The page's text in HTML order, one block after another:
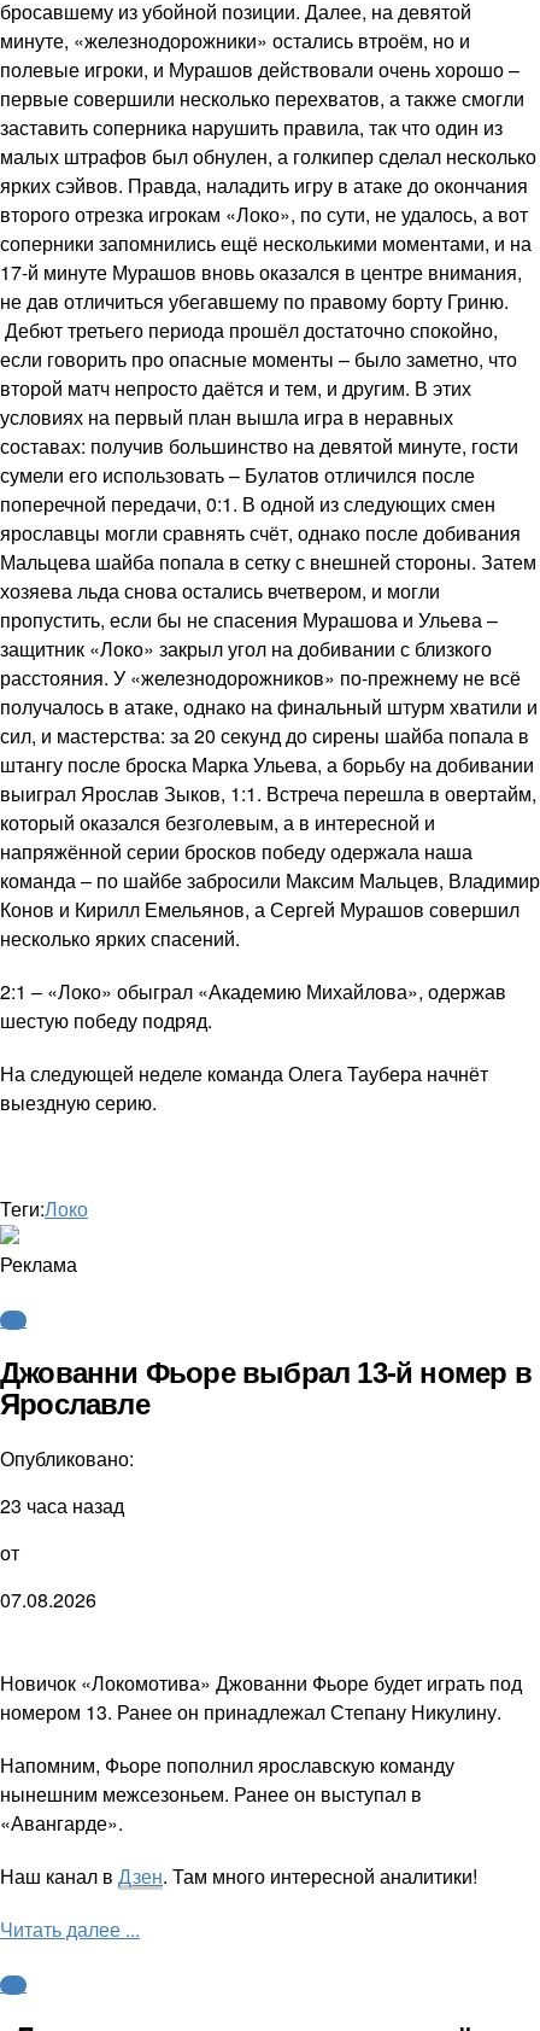
бросавшему из убойной позиции. Далее, на девятой
минуте, «железнодорожники» остались втроём, но и
полевые игроки, и Мурашов действовали очень хорошо –
первые совершили несколько перехватов, а также смогли
заставить соперника нарушить правила, так что один из
малых штрафов был обнулен, а голкипер сделал несколько
ярких сэйвов. Правда, наладить игру в атаке до окончания
второго отрезка игрокам «Локо», по сути, не удалось, а вот
соперники запомнились ещё несколькими моментами, и на
17-й минуте Мурашов вновь оказался в центре внимания,
не дав отличиться убегавшему по правому борту Гриню.
Дебют третьего периода прошёл достаточно спокойно,
если говорить про опасные моменты – было заметно, что
второй матч непросто даётся и тем, и другим. В этих
условиях на первый план вышла игра в неравных
составах: получив большинство на девятой минуте, гости
сумели его использовать – Булатов отличился после
поперечной передачи, 0:1. В одной из следующих смен
ярославцы могли сравнять счёт, однако после добивания
Мальцева шайба попала в сетку с внешней стороны. Затем
хозяева льда снова остались вчетвером, и могли
пропустить, если бы не спасения Мурашова и Ульева –
защитник «Локо» закрыл угол на добивании с близкого
расстояния. У «железнодорожников» по-прежнему не всё
получалось в атаке, однако на финальный штурм хватили и
сил, и мастерства: за 20 секунд до сирены шайба попала в
штангу после броска Марка Ульева, а борьбу на добивании
выиграл Ярослав Зыков, 1:1. Встреча перешла в овертайм,
который оказался безголевым, а в интересной и
напряжённой серии бросков победу одержала наша
команда – по шайбе забросили Максим Мальцев, Владимир
Конов и Кирилл Емельянов, а Сергей Мурашов совершил
несколько ярких спасений.
2:1 – «Локо» обыграл «Академию Михайлова», одержав
шестую победу подряд.
На следующей неделе команда Олега Таубера начнёт
выездную серию.
Теги:Локо
Реклама
КХЛ
Джованни Фьоре выбрал 13-й номер в
Ярославле
Опубликовано:
23 часа назад
от
07.08.2026
Новичок «Локомотива» Джованни Фьоре будет играть под
номером 13. Ранее он принадлежал Степану Никулину.
Напомним, Фьоре пополнил ярославскую команду
нынешним межсезоньем. Ранее он выступал в
«Авангарде».
Наш канал в Дзен. Там много интересной аналитики!
Читать далее ...
КХЛ